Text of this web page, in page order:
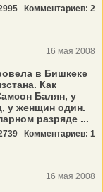
Комментариев: 2
16 мая 2008
в Бишкеке
Как
Балян, у
у женщин один.
разряде ...
Комментариев: 1
16 мая 2008